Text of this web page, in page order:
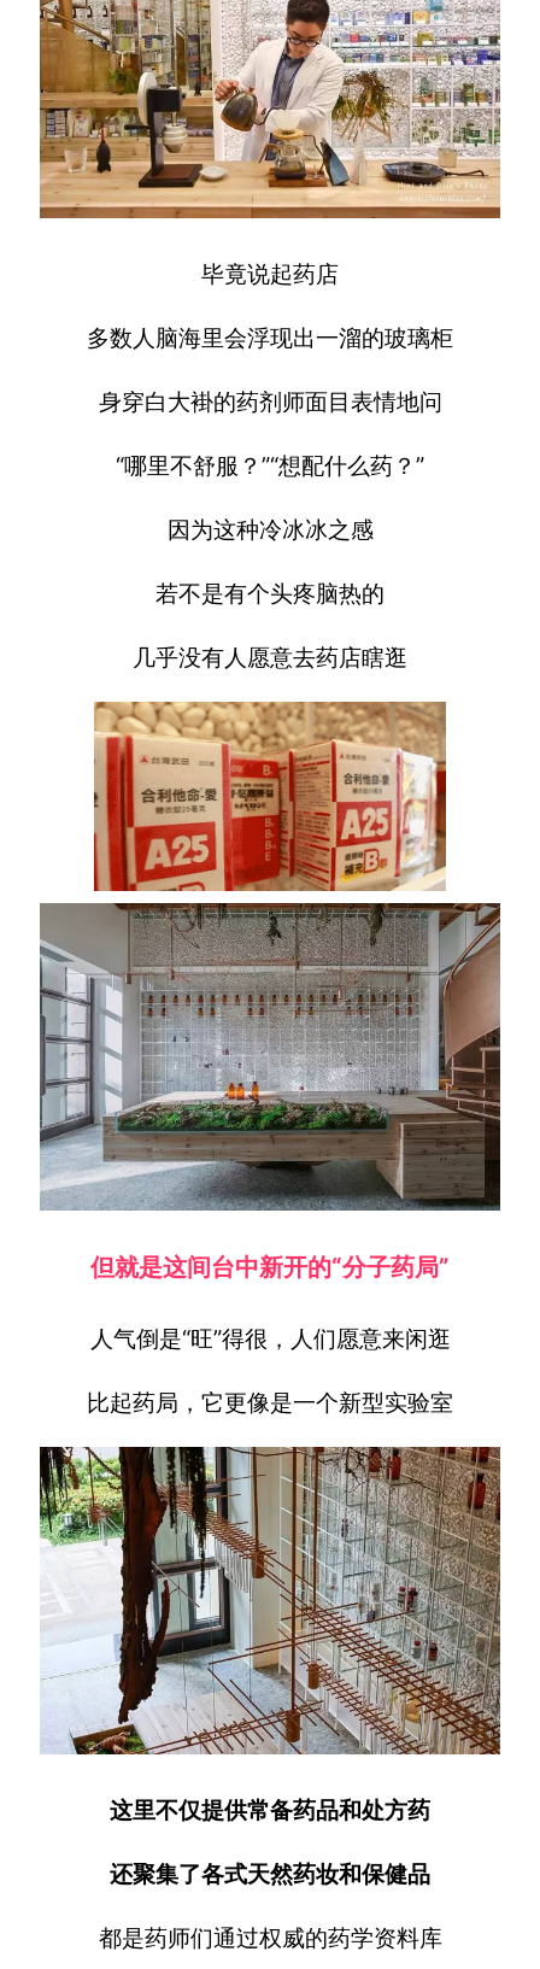
毕竟说起药店
多数人脑海里会浮现出一溜的玻璃柜
身穿白大褂的药剂师面目表情地问
“哪里不舒服？”“想配什么药？”
因为这种冷冰冰之感
若不是有个头疼脑热的
几乎没有人愿意去药店瞎逛
但就是这间台中新开的“分子药局”
人气倒是“旺”得很，人们愿意来闲逛
比起药局，它更像是一个新型实验室
这里不仅提供常备药品和处方药
还聚集了各式天然药妆和保健品
都是药师们通过权威的药学资料库